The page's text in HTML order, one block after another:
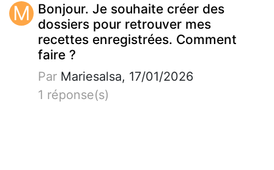
M Bonjour. Je souhaite créer des
dossiers pour retrouver mes
recettes enregistrées. Comment
faire ?
Par Mariesalsa, 17/01/2026
1 réponse(s)